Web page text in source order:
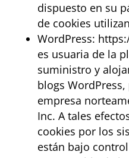
dispuesto en su
de cookies
WordPress:
es usuaria de la
suministro y
blogs
empresa
Inc. A tales
cookies por los
están bajo